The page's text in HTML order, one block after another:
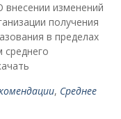
изменений
получения
в пределах
, Среднее